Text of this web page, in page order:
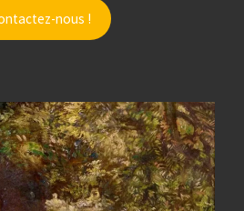
nous !